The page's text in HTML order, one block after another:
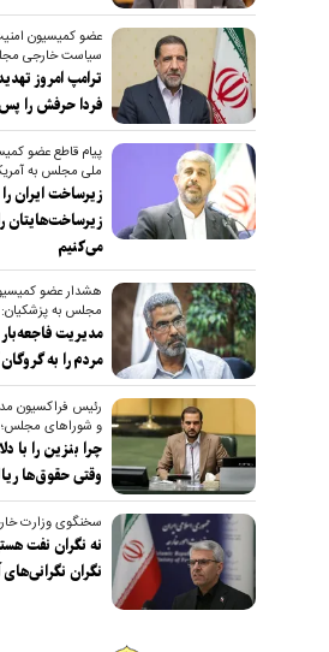
عضو کمیسیون
سیاست خارجی
ترامپ امروز
فردا حرفش را
پیام قاطع عضو
ملی مجلس به
زیرساخت ایران را
زیرساخت‌هایتان
می‌کنیم
هشدار عضو
مجلس به پزشکیان:
مدیریت فاجعه‌بار
مردم را به
رئیس فراکسیون
و شوراهای مجلس؛
چرا بنزین را با
وقتی حقوق‌ها
سخنگوی وزارت
نه نگران نفت
نگران نگرانی‌های